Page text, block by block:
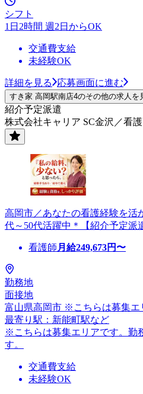
シフト
1日2時間 週2日からOK
交通費支給
未経験OK
詳細を見る 応募画面に進む
すき家 高岡駅南店4のその他の求人を
紹介予定派遣
株式会社キャリア SC金沢／看護
高岡市／あなたの看護経験を
代～50代活躍中＊【紹介予定派
看護師 月給249,673円〜
勤務地
面接地
富山県高岡市 ※こちらは募集エ
最寄り駅：新能町駅など
※こちらは募集エリアです。勤
す。
交通費支給
未経験OK